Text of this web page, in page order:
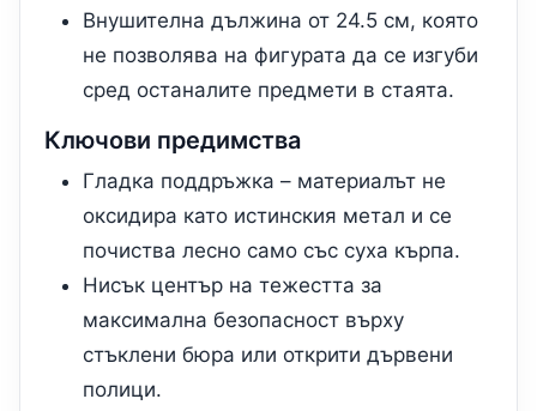
Внушителна дължина от 24.5 см, която
не позволява на фигурата да се изгуби
сред останалите предмети в стаята.
Ключови предимства
Гладка поддръжка – материалът не
оксидира като истинския метал и се
почиства лесно само със суха кърпа.
Нисък център на тежестта за
максимална безопасност върху
стъклени бюра или открити дървени
полици.